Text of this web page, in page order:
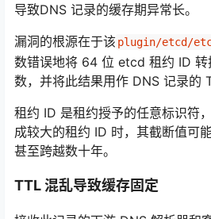
导致DNS 记录的缓存期异常长。
漏洞的根源在于该 plugin/etcd/
数错误地将 64 位 etcd 租约 ID
数，并将此结果用作 DNS 记录的
租约 ID 是租约授予的任意标识符
成较大的租约 ID 时，其截断值可
甚至跨越数十年。
TTL 混乱导致缓存固定